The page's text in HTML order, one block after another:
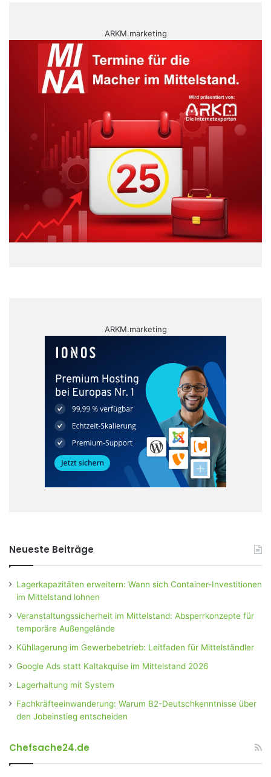
ARKM.marketing
ARKM.marketing
Neueste Beiträge
Lagerkapazitäten erweitern: Wann sich Container-Investitionen
im Mittelstand lohnen
Veranstaltungssicherheit im Mittelstand: Absperrkonzepte für
temporäre Außengelände
Kühllagerung im Gewerbebetrieb: Leitfaden für Mittelständler
Google Ads statt Kaltakquise im Mittelstand 2026
Lagerhaltung mit System
Fachkräfteeinwanderung: Warum B2-Deutschkenntnisse über
den Jobeinstieg entscheiden
Chefsache24.de